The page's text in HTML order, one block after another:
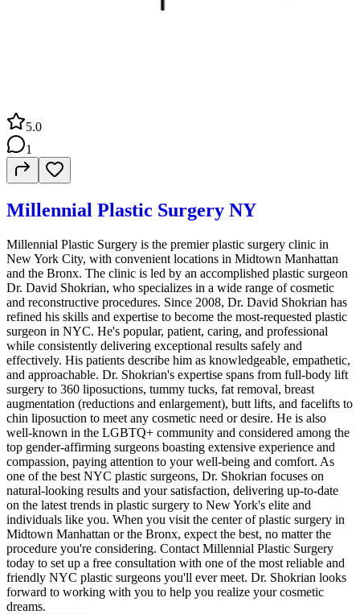
5.0
1
Millennial Plastic Surgery NY
Millennial Plastic Surgery is the premier plastic surgery clinic in
New York City, with convenient locations in Midtown Manhattan
and the Bronx. The clinic is led by an accomplished plastic surgeon
Dr. David Shokrian, who specializes in a wide range of cosmetic
and reconstructive procedures. Since 2008, Dr. David Shokrian has
refined his skills and expertise to become the most-requested plastic
surgeon in NYC. He's popular, patient, caring, and professional
while consistently delivering exceptional results safely and
effectively. His patients describe him as knowledgeable, empathetic,
and approachable. Dr. Shokrian's expertise spans from full-body lift
surgery to 360 liposuctions, tummy tucks, fat removal, breast
augmentation (reductions and enlargement), butt lifts, and facelifts to
chin liposuction to meet any cosmetic need or desire. He is also
well-known in the LGBTQ+ community and considered among the
top gender-affirming surgeons boasting extensive experience and
compassion, paying attention to your well-being and comfort. As
one of the best NYC plastic surgeons, Dr. Shokrian focuses on
natural-looking results and your satisfaction, delivering up-to-date
on the latest trends in plastic surgery to New York's elite and
individuals like you. When you visit the center of plastic surgery in
Midtown Manhattan or the Bronx, expect the best, no matter the
procedure you're considering. Contact Millennial Plastic Surgery
today to set up a free consultation with one of the most reliable and
friendly NYC plastic surgeons you'll ever meet. Dr. Shokrian looks
forward to working with you to help you realize your cosmetic
dreams.